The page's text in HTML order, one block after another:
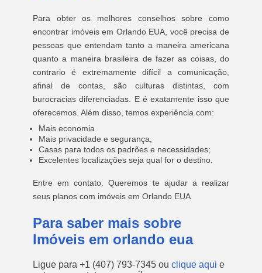
Para obter os melhores conselhos sobre como
encontrar imóveis em Orlando EUA, você precisa de
pessoas que entendam tanto a maneira americana
quanto a maneira brasileira de fazer as coisas, do
contrario é extremamente difícil a comunicação,
afinal de contas, são culturas distintas, com
burocracias diferenciadas. E é exatamente isso que
oferecemos. Além disso, temos experiência com:
Mais economia
Mais privacidade e segurança,
Casas para todos os padrões e necessidades;
Excelentes localizações seja qual for o destino.
Entre em contato. Queremos te ajudar a realizar
seus planos com imóveis em Orlando EUA
Para saber mais sobre
Imóveis em orlando eua
Ligue para +1 (407) 793-7345 ou clique aqui e